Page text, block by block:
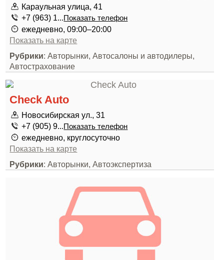
Караульная улица, 41
+7 (963) 1...Показать телефон
ежедневно, 09:00–20:00
Показать на карте
Рубрики: Авторынки, Автосалоны и автодилеры,
Автострахование
Check Auto
Новосибирская ул., 31
+7 (905) 9...Показать телефон
ежедневно, круглосуточно
Показать на карте
Рубрики: Авторынки, Автоэкспертиза